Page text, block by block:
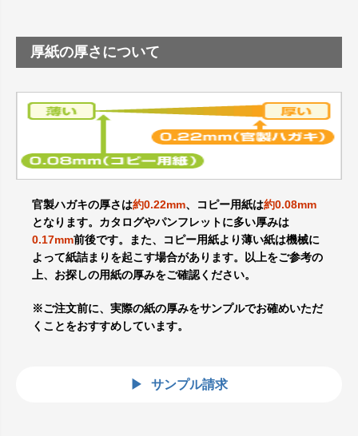
厚紙の厚さについて
官製ハガキの厚さは約0.22mm、コピー用紙は約0.08mm
となります。カタログやパンフレットに多い厚みは
0.17mm前後です。また、コピー用紙より薄い紙は機械に
よって紙詰まりを起こす場合があります。以上をご参考の
上、お探しの用紙の厚みをご確認ください。
※ご注文前に、実際の紙の厚みをサンプルでお確めいただ
くことをおすすめしています。
サンプル請求